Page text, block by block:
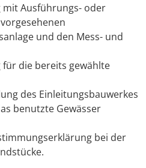
Ausführungs- oder
und den Mess- und
die bereits gewählte
des Einleitungsbauwerkes
benutzte Gewässer
bei der